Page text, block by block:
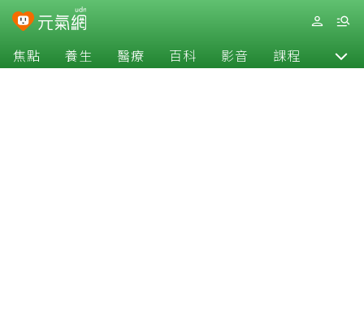
焦點 養生 醫療 百科 影音 課程 退休